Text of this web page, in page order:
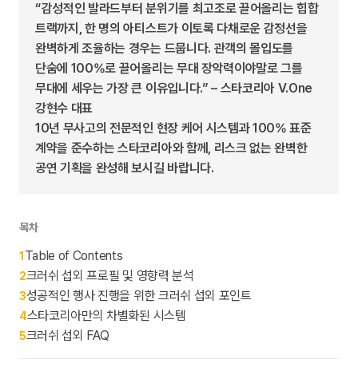
“감성적인 발라드부터 분위기를 최고조로 끌어올리는 힙합
트랙까지, 한 명의 아티스트가 이토록 다채로운 감정선을
완벽하게 조율하는 경우는 드뭅니다. 관객의 몰입도를
단숨에 100%로 끌어올리는 무대 장악력이야말로 그를
무대에 세우는 가장 큰 이유입니다.” – 스타코리아 V.One
강현수 대표
10년 무사고의 전문적인 현장 케어 시스템과 100% 표준
계약을 준수하는 스타코리아와 함께, 리스크 없는 완벽한
공연 기획을 완성해 보시길 바랍니다.
목차
1 Table of Contents
2크러쉬 섭외 프로필 및 영향력 분석
3성공적인 행사 진행을 위한 크러쉬 섭외 포인트
4스타코리아만의 차별화된 시스템
5크러쉬 섭외 FAQ